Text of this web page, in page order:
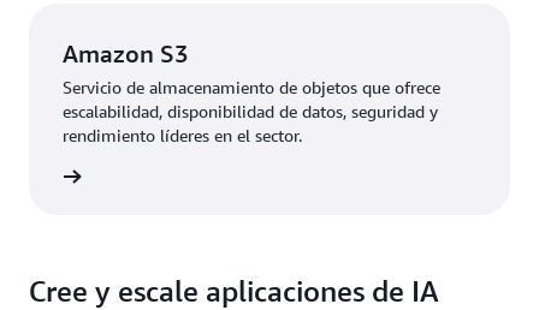
Amazon S3
Servicio de almacenamiento de objetos que ofrece
escalabilidad, disponibilidad de datos, seguridad y
rendimiento líderes en el sector.
Cree y escale aplicaciones de IA